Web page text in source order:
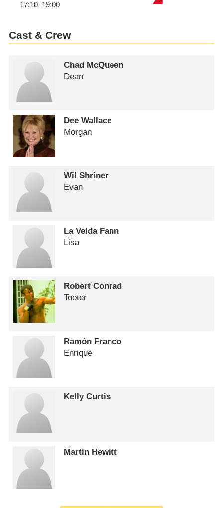
17:10–19:00
Cast & Crew
Chad McQueen
Dean
Dee Wallace
Morgan
Wil Shriner
Evan
La Velda Fann
Lisa
Robert Conrad
Tooter
Ramón Franco
Enrique
Kelly Curtis
Martin Hewitt